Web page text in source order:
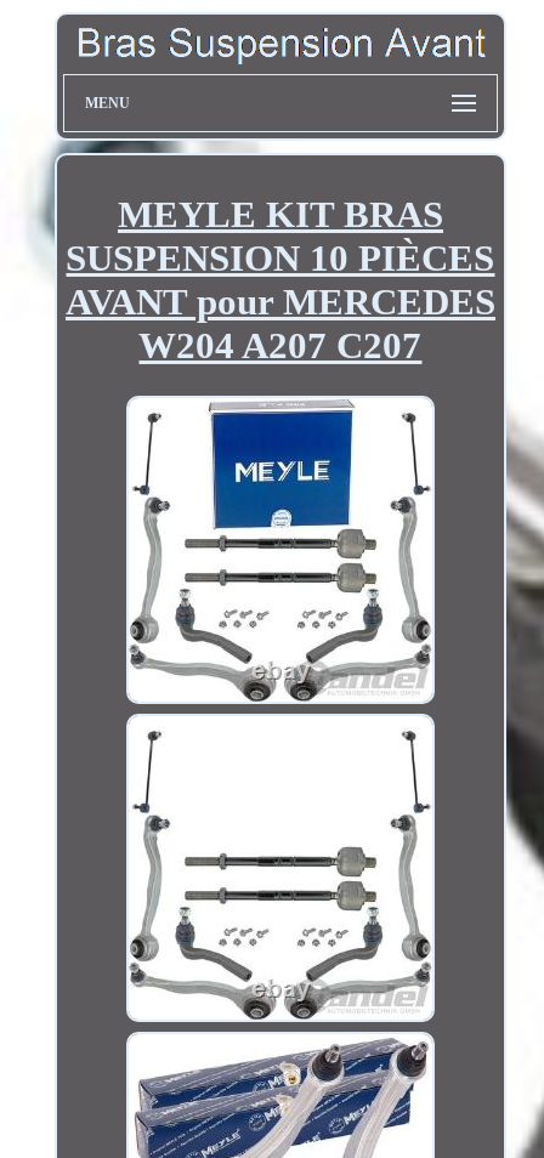
MENU
MEYLE KIT BRAS
SUSPENSION 10 PIÈCES
AVANT pour MERCEDES
W204 A207 C207